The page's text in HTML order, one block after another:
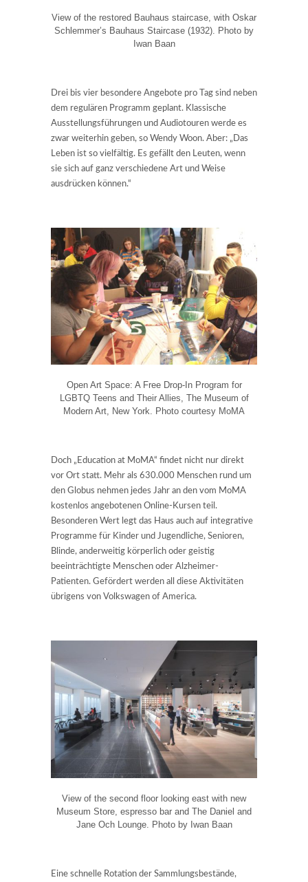
View of the restored Bauhaus staircase, with Oskar
Schlemmer’s Bauhaus Staircase (1932). Photo by
Iwan Baan
Drei bis vier besondere Angebote pro Tag sind neben
dem regulären Programm geplant. Klassische
Ausstellungsführungen und Audiotouren werde es
zwar weiterhin geben, so Wendy Woon. Aber: „Das
Leben ist so vielfältig. Es gefällt den Leuten, wenn
sie sich auf ganz verschiedene Art und Weise
ausdrücken können.“
Open Art Space: A Free Drop-In Program for
LGBTQ Teens and Their Allies, The Museum of
Modern Art, New York. Photo courtesy MoMA
Doch „Education at MoMA“ findet nicht nur direkt
vor Ort statt. Mehr als 630.000 Menschen rund um
den Globus nehmen jedes Jahr an den vom MoMA
kostenlos angebotenen Online-Kursen teil.
Besonderen Wert legt das Haus auch auf integrative
Programme für Kinder und Jugendliche, Senioren,
Blinde, anderweitig körperlich oder geistig
beeinträchtigte Menschen oder Alzheimer-
Patienten. Gefördert werden all diese Aktivitäten
übrigens von Volkswagen of America.
View of the second floor looking east with new
Museum Store, espresso bar and The Daniel and
Jane Och Lounge. Photo by Iwan Baan
Eine schnelle Rotation der Sammlungsbestände,